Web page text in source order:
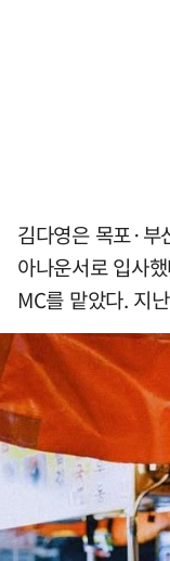
김다영은 목포·
아나운서로 입사
MC를 맡았다. 지